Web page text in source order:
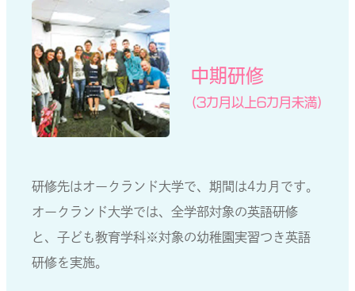
中期研修
（3カ月以上6カ月未満）
研修先はオークランド大学で、期間は4カ月です。
オークランド大学では、全学部対象の英語研修
と、子ども教育学科※対象の幼稚園実習つき英語
研修を実施。